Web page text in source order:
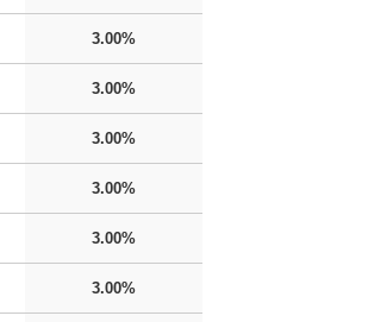
3.00%
3.00%
3.00%
3.00%
3.00%
3.00%